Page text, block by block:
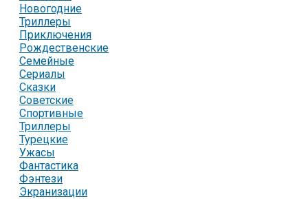
Новогодние
Триллеры
Приключения
Рождественские
Семейные
Сериалы
Сказки
Советские
Спортивные
Триллеры
Турецкие
Ужасы
Фантастика
Фэнтези
Экранизации